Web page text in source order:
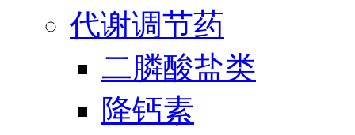
代谢调节药
二膦酸盐类
降钙素